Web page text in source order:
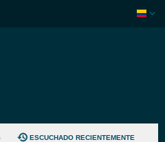
ESCUCHADO RECIENTEMENTE